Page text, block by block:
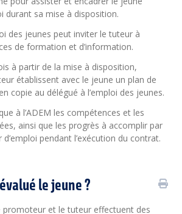
durant sa mise à disposition.
des jeunes peut inviter le tuteur à
de formation et d’information.
à partir de la mise à disposition,
établissent avec le jeune un plan de
copie au délégué à l’emploi des jeunes.
à l’ADEM les compétences et les
ainsi que les progrès à accomplir par
pendant l’exécution du contrat.
le jeune ?
promoteur et le tuteur effectuent des